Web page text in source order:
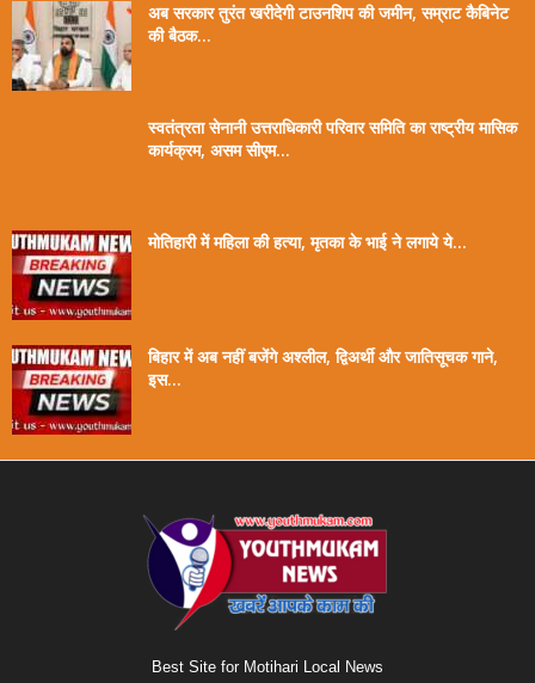
अब सरकार तुरंत खरीदेगी टाउनशिप की जमीन, सम्राट कैबिनेट
की बैठक...
स्वतंत्रता सेनानी उत्तराधिकारी परिवार समिति का राष्ट्रीय मासिक
कार्यक्रम, असम सीएम...
मोतिहारी में महिला की हत्या, मृतका के भाई ने लगाये ये...
बिहार में अब नहीं बजेंगे अश्लील, द्विअर्थी और जातिसूचक गाने,
इस...
Best Site for Motihari Local News